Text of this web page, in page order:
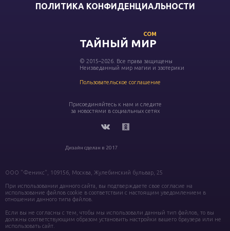
ПОЛИТИКА КОНФИДЕНЦИАЛЬНОСТИ
ТАЙНЫЙ МИР
COM
© 2015–2026. Все права защищены
Неизведанный мир магии и эзотерики
Пользовательское соглашение
Присоединяйтесь к нам и следите
за новостями в социальных сетях
Дизайн сделан в 2017
ООО "Феникс", 109156, Москва, Жулебинский бульвар, 25
При использовании данного сайта, вы подтверждаете свое согласие на
использование файлов cookie в соответствии с настоящим уведомлением в
отношении данного типа файлов.
Если вы не согласны с тем, чтобы мы использовали данный тип файлов, то вы
должны соответствующим образом установить настройки вашего браузера или не
использовать сайт.